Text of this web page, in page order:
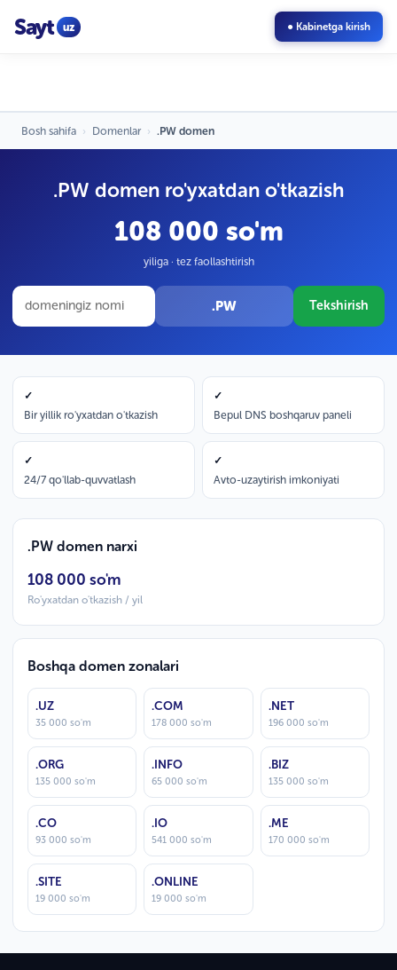
Sayt uz ● Kabinetga kirish
Bosh sahifa › Domenlar › .PW domen
.PW domen ro'yxatdan o'tkazish
108 000 so'm
yiliga · tez faollashtirish
.PW Tekshirish
✓
Bir yillik ro'yxatdan o'tkazish
✓
Bepul DNS boshqaruv paneli
✓
24/7 qo'llab-quvvatlash
✓
Avto-uzaytirish imkoniyati
.PW domen narxi
108 000 so'm
Ro'yxatdan o'tkazish / yil
Boshqa domen zonalari
.UZ
35 000 so'm
.COM
178 000 so'm
.NET
196 000 so'm
.ORG
135 000 so'm
.INFO
65 000 so'm
.BIZ
135 000 so'm
.CO
93 000 so'm
.IO
541 000 so'm
.ME
170 000 so'm
.SITE
19 000 so'm
.ONLINE
19 000 so'm